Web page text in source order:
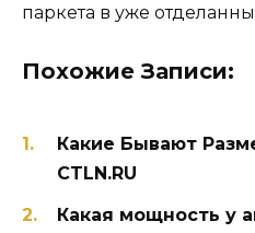
паркета в уже
Похожие Записи:
Какие Бывают
CTLN.RU
Какая мощность у